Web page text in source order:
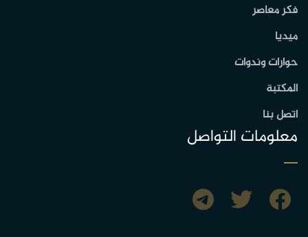
فكر معاصر
ميديا
حوارات وندوات
المكتبة
اتصل بنا
معلومات التواصل